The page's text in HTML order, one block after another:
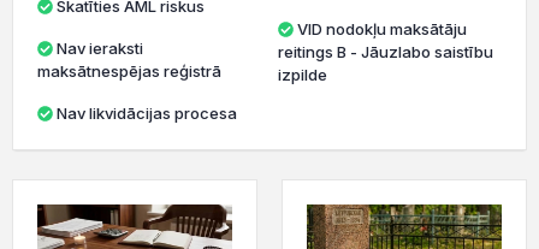
Skatīties AML riskus
maksātnespējas reģistrā
Nav likvidācijas procesa
VID nodokļu maksātāju
reitings B - Jāuzlabo saistību
izpilde